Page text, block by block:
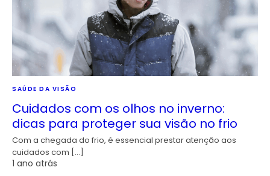
SAÚDE DA VISÃO
Cuidados com os olhos no inverno:
dicas para proteger sua visão no frio
Com a chegada do frio, é essencial prestar atenção aos
cuidados com […]
1 ano atrás